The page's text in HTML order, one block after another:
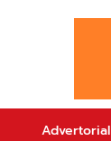
Advertorial